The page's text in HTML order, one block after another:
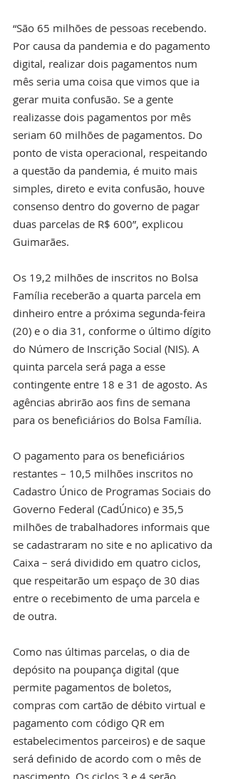
“São 65 milhões de pessoas recebendo.
Por causa da pandemia e do pagamento
digital, realizar dois pagamentos num
mês seria uma coisa que vimos que ia
gerar muita confusão. Se a gente
realizasse dois pagamentos por mês
seriam 60 milhões de pagamentos. Do
ponto de vista operacional, respeitando
a questão da pandemia, é muito mais
simples, direto e evita confusão, houve
consenso dentro do governo de pagar
duas parcelas de R$ 600”, explicou
Guimarães.
Os 19,2 milhões de inscritos no Bolsa
Família receberão a quarta parcela em
dinheiro entre a próxima segunda-feira
(20) e o dia 31, conforme o último dígito
do Número de Inscrição Social (NIS). A
quinta parcela será paga a esse
contingente entre 18 e 31 de agosto. As
agências abrirão aos fins de semana
para os beneficiários do Bolsa Família.
O pagamento para os beneficiários
restantes – 10,5 milhões inscritos no
Cadastro Único de Programas Sociais do
Governo Federal (CadÚnico) e 35,5
milhões de trabalhadores informais que
se cadastraram no site e no aplicativo da
Caixa – será dividido em quatro ciclos,
que respeitarão um espaço de 30 dias
entre o recebimento de uma parcela e
de outra.
Como nas últimas parcelas, o dia de
depósito na poupança digital (que
permite pagamentos de boletos,
compras com cartão de débito virtual e
pagamento com código QR em
estabelecimentos parceiros) e de saque
será definido de acordo com o mês de
nascimento. Os ciclos 3 e 4 serão